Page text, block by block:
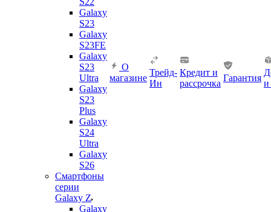
Galaxy
S23
Galaxy
S23FE
Galaxy
S23
Ultra
Galaxy
S23
Plus
Galaxy
S24
Ultra
Galaxy
S26
Смартфоны
серии
Galaxy Z
Galaxy
О
магазине
Трейд-
Ин
Кредит и
рассрочка
Гарантия
и